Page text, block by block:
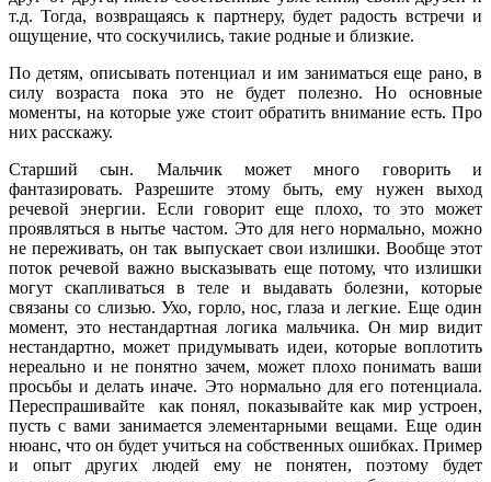
т.д. Тогда, возвращаясь к партнеру, будет радость встречи и
ощущение, что соскучились, такие родные и близкие.
По детям, описывать потенциал и им заниматься еще рано, в
силу возраста пока это не будет полезно. Но основные
моменты, на которые уже стоит обратить внимание есть. Про
них расскажу.
Старший сын. Мальчик может много говорить и
фантазировать. Разрешите этому быть, ему нужен выход
речевой энергии. Если говорит еще плохо, то это может
проявляться в нытье частом. Это для него нормально, можно
не переживать, он так выпускает свои излишки. Вообще этот
поток речевой важно высказывать еще потому, что излишки
могут скапливаться в теле и выдавать болезни, которые
связаны со слизью. Ухо, горло, нос, глаза и легкие. Еще один
момент, это нестандартная логика мальчика. Он мир видит
нестандартно, может придумывать идеи, которые воплотить
нереально и не понятно зачем, может плохо понимать ваши
просьбы и делать иначе. Это нормально для его потенциала.
Переспрашивайте как понял, показывайте как мир устроен,
пусть с вами занимается элементарными вещами. Еще один
нюанс, что он будет учиться на собственных ошибках. Пример
и опыт других людей ему не понятен, поэтому будет